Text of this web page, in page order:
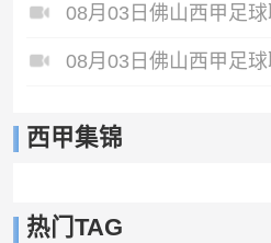
西甲集锦
热门TAG